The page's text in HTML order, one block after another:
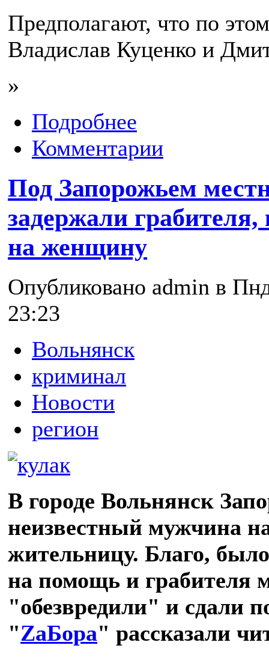
Предполагают, что по
Владислав Куценко и
»
Подробнее
Комментарии
Под Запорожьем
задержали
на женщину
Опубликовано admin в
23:23
Вольнянск
криминал
Новости
регион
В городе Вольнянск
неизвестный мужчина
жительницу. Благо,
на помощь и грабителя
"обезвредили" и сдали
"ZаБора" рассказали